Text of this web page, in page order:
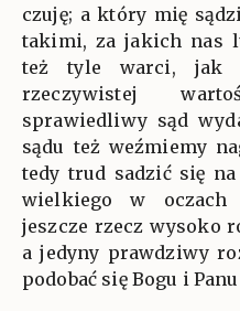
czuję; a który mię
takimi, za jakich nas
też tyle warci, jak
rzeczywistej
sprawiedliwy sąd
sądu też weźmiemy
tedy trud sadzić się
wielkiego w oczach
jeszcze rzecz wysoko
a jedyny prawdziwy
podobać się Bogu i